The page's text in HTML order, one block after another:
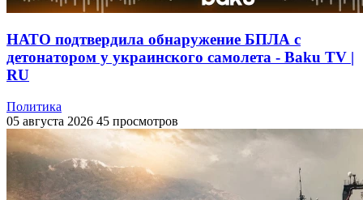
НАТО подтвердила обнаружение БПЛА с
детонатором у украинского самолета - Baku TV |
RU
Политика
05 августа 2026 45 просмотров